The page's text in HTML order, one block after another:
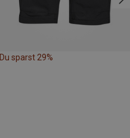
Du sparst 29%